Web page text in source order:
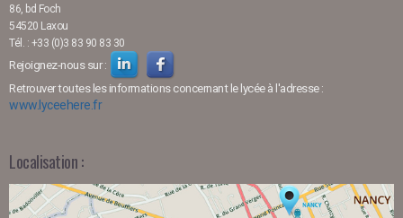
86, bd Foch
54520 Laxou
Tél. : +33 (0)3 83 90 83 30
Rejoignez-nous sur :
Retrouver toutes les informations concernant le lycée à l'adresse :
www.lyceehere.fr
Localisation :